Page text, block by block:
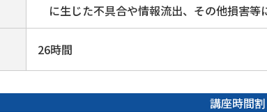
に生じた不具合や情報流出、その他損害等
26時間
講座時間割